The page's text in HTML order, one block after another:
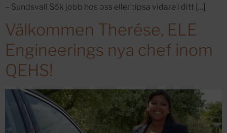
– Sundsvall Sök jobb hos oss eller tipsa vidare i ditt […]
Välkommen Therése, ELE
Engineerings nya chef inom
QEHS!